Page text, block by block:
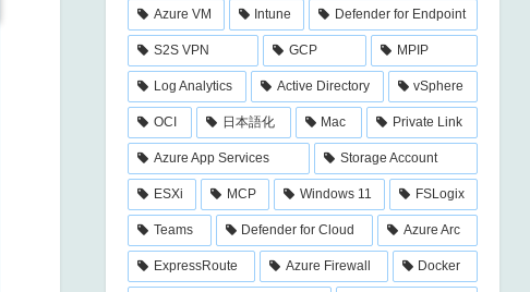
Azure VM Intune Defender for Endpoint
S2S VPN GCP MPIP
Log Analytics Active Directory vSphere
OCI 日本語化 Mac Private Link
Azure App Services Storage Account
ESXi MCP Windows 11 FSLogix
Teams Defender for Cloud Azure Arc
ExpressRoute Azure Firewall Docker